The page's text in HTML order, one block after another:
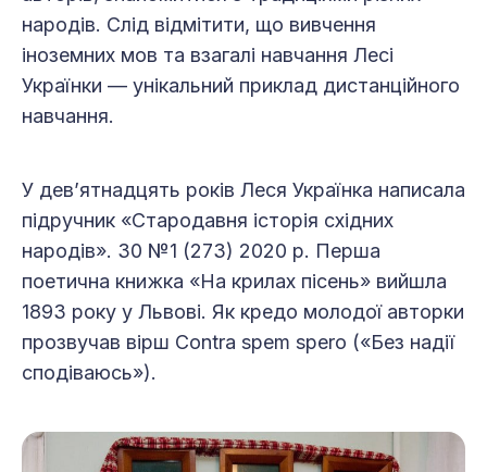
народів. Слід відмітити, що вивчення
іноземних мов та взагалі навчання Лесі
Українки — унікальний приклад дистанційного
навчання.
У дев’ятнадцять років Леся Українка написала
підручник «Стародавня історія східних
народів». 30 №1 (273) 2020 р. Перша
поетична книжка «На крилах пісень» вийшла
1893 року у Львові. Як кредо молодої авторки
прозвучав вірш Contra spem spero («Без надії
сподіваюсь»).